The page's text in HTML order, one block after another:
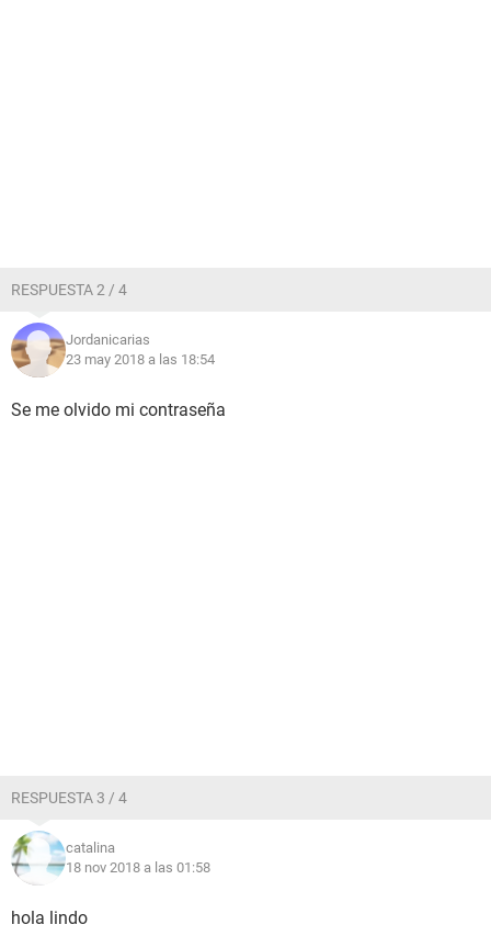
RESPUESTA 2 / 4
Jordanicarias
23 may 2018 a las 18:54
Se me olvido mi contraseña
RESPUESTA 3 / 4
catalina
18 nov 2018 a las 01:58
hola lindo